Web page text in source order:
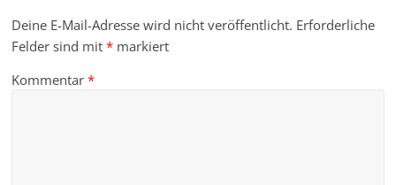
Deine E-Mail-Adresse wird nicht veröffentlicht. Erforderliche
Felder sind mit* markiert
Kommentar*